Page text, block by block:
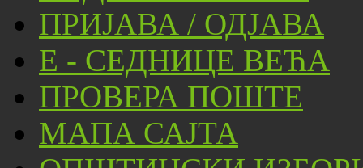
ПРИЈАВА / ОДЈАВА
Е - СЕДНИЦЕ ВЕЋА
ПРОВЕРА ПОШТЕ
МАПА САЈТА